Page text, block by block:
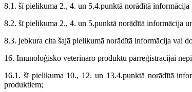
8.1. šī pielikuma 2., 4. un 5.4.punktā norādītā
8.2. šī pielikuma 2., 4. un 5.punktā norādītā informācija
8.3. jebkura cita šajā pielikumā norādītā informācija vai
16. Imunoloģisko veterināro produktu pārreģistrācijai
16.1. šī pielikuma 10., 12. un 13.4.punktā norādītā
produktiem;